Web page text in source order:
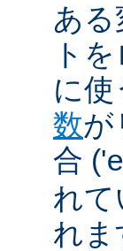
あ
ト
に
数が
合 ('
れて
れま